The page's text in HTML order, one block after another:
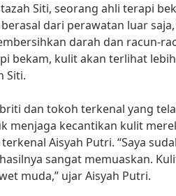
Siti, seorang ahli terapi
dari perawatan luar
darah dan racun-
bekam, kulit akan terlihat
Siti.
dan tokoh terkenal yang
menjaga kecantikan kulit
Aisyah Putri. “Saya
sangat memuaskan.
muda,” ujar Aisyah Putri.